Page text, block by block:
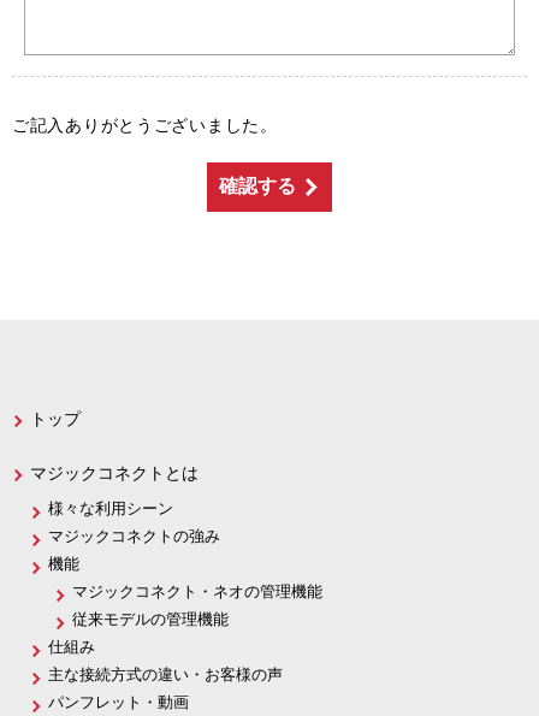
ご記入ありがとうございました。
トップ
マジックコネクトとは
様々な利用シーン
マジックコネクトの強み
機能
マジックコネクト・ネオの管理機能
従来モデルの管理機能
仕組み
主な接続方式の違い・お客様の声
パンフレット・動画